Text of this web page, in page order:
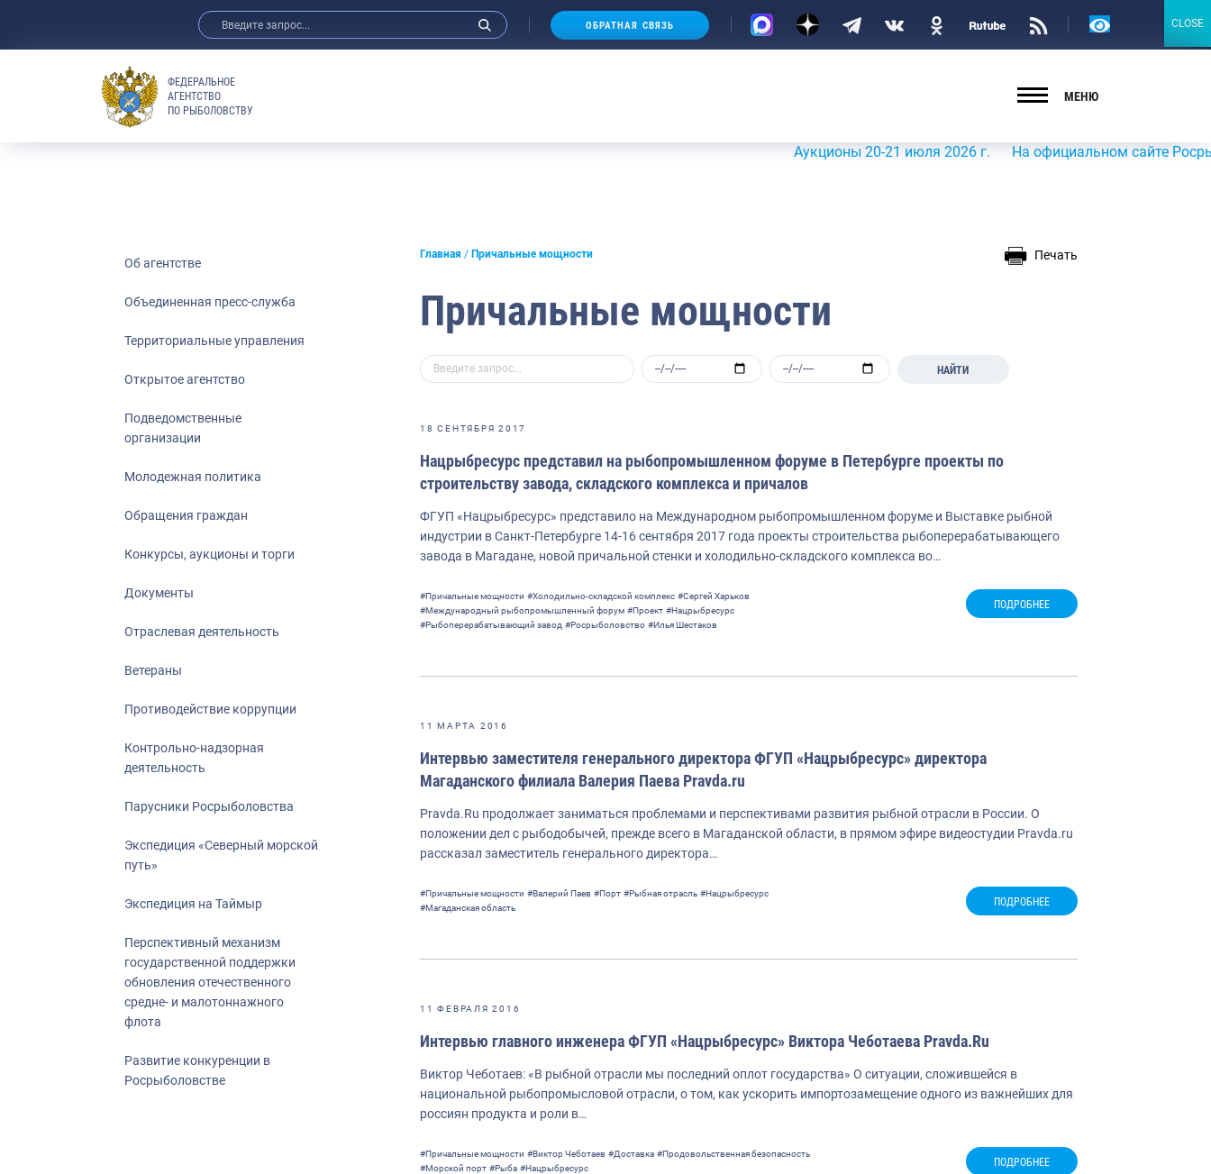
ОБРАТНАЯ СВЯЗЬ
Версия
ФЕДЕРАЛЬНОЕ
АГЕНТСТВО
ПО РЫБОЛОВСТВУ
МЕНЮ
Аукционы 20-21 июля 2026 г. На официальном сайте
Об агентстве
Объединенная пресс-служба
Территориальные управления
Открытое агентство
Подведомственные
организации
Молодежная политика
Обращения граждан
Конкурсы, аукционы и торги
Документы
Отраслевая деятельность
Ветераны
Противодействие коррупции
Контрольно-надзорная
деятельность
Парусники Росрыболовства
Экспедиция «Северный морской
путь»
Экспедиция на Таймыр
Перспективный механизм
государственной поддержки
обновления отечественного
средне- и малотоннажного
флота
Развитие конкуренции в
Росрыболовстве
Главная Причальные мощности Печать
Причальные мощности
НАЙТИ
18 СЕНТЯБРЯ 2017
Нацрыбресурс представил на рыбопромышленном форуме в Петербурге проекты по
строительству завода, складского комплекса и причалов
ФГУП «Нацрыбресурс» представило на Международном рыбопромышленном форуме и Выставке рыбной
индустрии в Санкт-Петербурге 14-16 сентября 2017 года проекты строительства рыбоперерабатывающего
завода в Магадане, новой причальной стенки и холодильно-складского комплекса во…
#Причальные мощности #Холодильно-складской комплекс #Сергей Харьков
#Международный рыбопромышленный форум #Проект #Нацрыбресурс
#Рыбоперерабатывающий завод #Росрыболовство #Илья Шестаков
ПОДРОБНЕЕ
11 МАРТА 2016
Интервью заместителя генерального директора ФГУП «Нацрыбресурс» директора
Магаданского филиала Валерия Паева Pravda.ru
Pravda.Ru продолжает заниматься проблемами и перспективами развития рыбной отрасли в России. О
положении дел с рыбодобычей, прежде всего в Магаданской области, в прямом эфире видеостудии Pravda.ru
рассказал заместитель генерального директора…
#Причальные мощности #Валерий Паев #Порт #Рыбная отрасль #Нацрыбресурс
#Магаданская область
ПОДРОБНЕЕ
11 ФЕВРАЛЯ 2016
Интервью главного инженера ФГУП «Нацрыбресурс» Виктора Чеботаева Pravda.Ru
Виктор Чеботаев: «В рыбной отрасли мы последний оплот государства» О ситуации, сложившейся в
национальной рыбопромысловой отрасли, о том, как ускорить импортозамещение одного из важнейших для
россиян продукта и роли в…
#Причальные мощности #Виктор Чеботаев #Доставка #Продовольственная безопасность
#Морской порт #Рыба #Нацрыбресурс ПОДРОБНЕЕ
CLOSE
CLOSE